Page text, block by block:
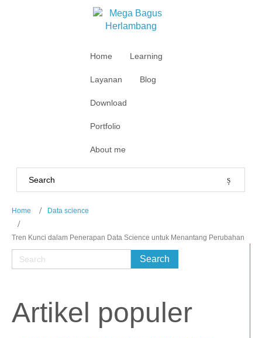
Home Learning
Layanan Blog
Download
Portfolio
About me
Home Data science
Tren Kunci dalam Penerapan Data Science untuk Menantang Perubahan
Artikel populer